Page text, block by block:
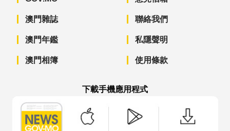
澳門雜誌
澳門年鑑
澳門相簿
聯絡我們
私隱聲明
使用條款
下載手機應用程式